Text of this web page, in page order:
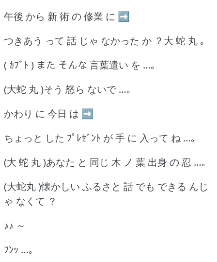
午後 から 新 術 の 修業 に ➡
つきあう って 話 じゃ なかった か ？大 蛇 丸 ｡
( ｶﾌﾞﾄ ) また そんな 言葉遣い を …｡
(大蛇 丸 )そう 怒ら ないで …｡
かわり に 今日 は ➡
ちょっと した ﾌﾟﾚｾﾞﾝﾄ が 手 に 入って ね …｡
(大 蛇 丸 )あなた と 同じ 木 ノ 葉 出身 の 忍 …｡
(大蛇丸 )懐かしい ふるさと 話 でも できる んじ
ゃ なくて ？
♪♪ ～
ﾌﾝｯ …｡